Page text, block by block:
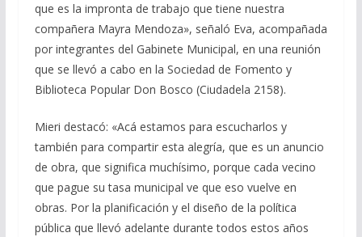
que es la impronta de trabajo que tiene nuestra
compañera Mayra Mendoza», señaló Eva, acompañada
por integrantes del Gabinete Municipal, en una reunión
que se llevó a cabo en la Sociedad de Fomento y
Biblioteca Popular Don Bosco (Ciudadela 2158).
Mieri destacó: «Acá estamos para escucharlos y
también para compartir esta alegría, que es un anuncio
de obra, que significa muchísimo, porque cada vecino
que pague su tasa municipal ve que eso vuelve en
obras. Por la planificación y el diseño de la política
pública que llevó adelante durante todos estos años